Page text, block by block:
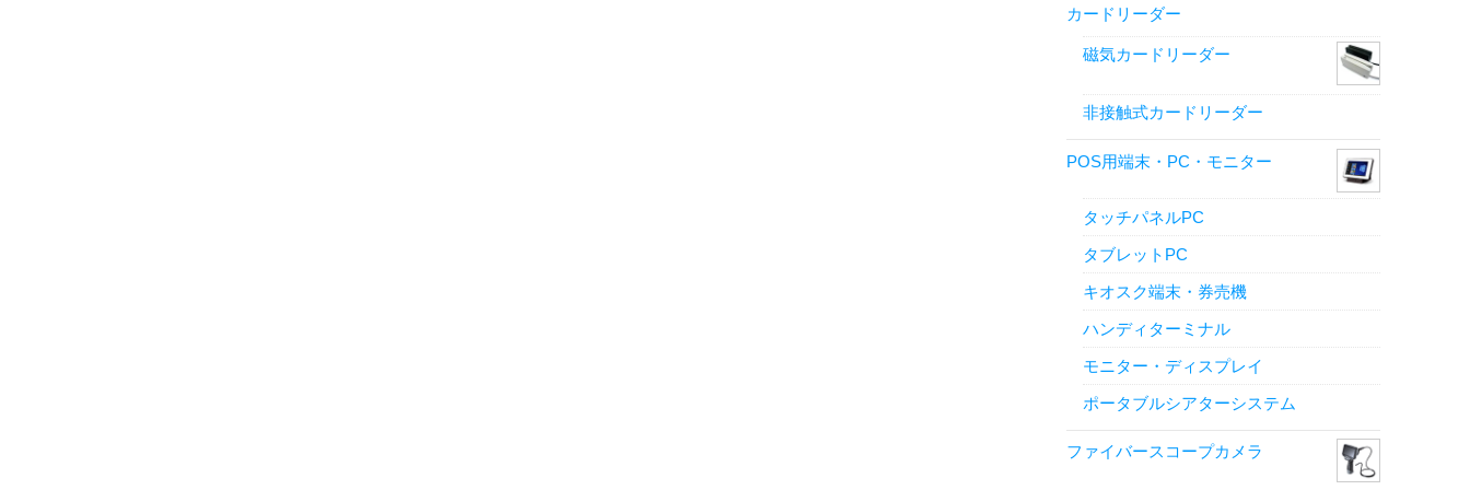
カードリーダー
磁気カードリーダー
非接触式カードリーダー
POS用端末・PC・モニター
タッチパネルPC
タブレットPC
キオスク端末・券売機
ハンディターミナル
モニター・ディスプレイ
ポータブルシアターシステム
ファイバースコープカメラ